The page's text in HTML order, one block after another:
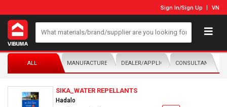
Sign In/Sign Up VN
ALL MANUFACTURER/DISTRIBUTORDEALER/APPLICATORCONSULTANTS
SIKA_WATER REPELLANTS
Hadalo